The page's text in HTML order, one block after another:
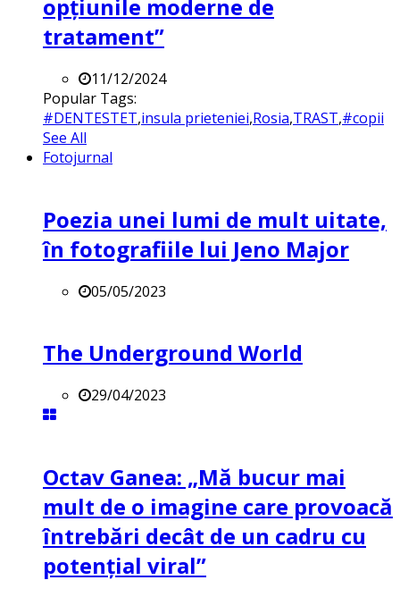
opțiunile moderne de
tratament”
11/12/2024
Popular Tags:
#DENTESTET,insula prieteniei,Rosia,TRAST,#copii
See All
Fotojurnal
Poezia unei lumi de mult uitate,
în fotografiile lui Jeno Major
05/05/2023
The Underground World
29/04/2023
Octav Ganea: „Mă bucur mai
mult de o imagine care provoacă
întrebări decât de un cadru cu
potenţial viral”